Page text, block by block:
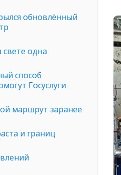
обновлённый
одна
способ
Госуслуги
маршрут заранее
и границ